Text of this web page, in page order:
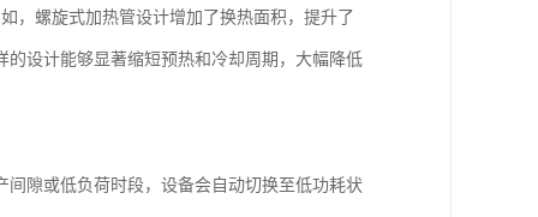
螺旋式加热管设计增加了换热面积，提升了
设计能够显著缩短预热和冷却周期，大幅降低
隙或低负荷时段，设备会自动切换至低功耗状